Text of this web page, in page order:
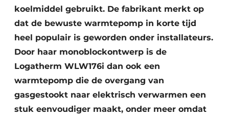
koelmiddel gebruikt. De fabrikant merkt op
dat de bewuste warmtepomp in korte tijd
heel populair is geworden onder installateurs.
Door haar monoblockontwerp is de
Logatherm WLW176i dan ook een
warmtepomp die de overgang van
gasgestookt naar elektrisch verwarmen een
stuk eenvoudiger maakt, onder meer omdat